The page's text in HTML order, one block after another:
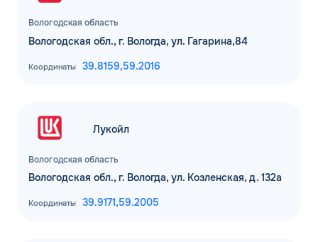
Вологодская область
Вологодская обл., г. Вологда, ул. Гагарина,84
Координаты 39.8159,59.2016
Вологодская область
Лукойл
Вологодская обл., г. Вологда, ул. Козленская, д. 132а
Координаты 39.9171,59.2005